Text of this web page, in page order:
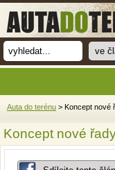
Auta do terénu > Koncept nové
Koncept nové